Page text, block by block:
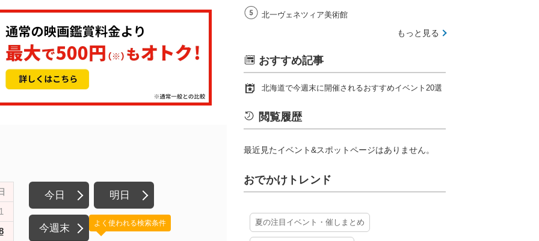
今日 明日
今週末 よく使われる検索条件
北一ヴェネツィア美術館
もっと見る
おすすめ記事
北海道で今週末に開催されるおすすめイベント20選
閲覧履歴
最近見たイベント&スポットページはありません。
おでかけトレンド
夏の注目イベント・催しまとめ